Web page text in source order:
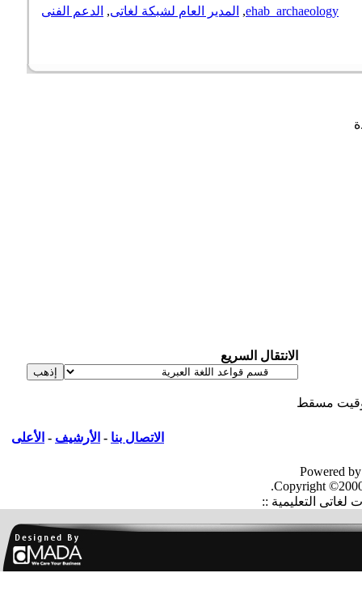
ehab_archaeology
,المدير العام لشبكة لغاتى ,الدعم الفنى
الانتقال السريع
مسقط
الاتصال بنا-الأرشيف-الأعلى
Powered
Copyright
التعليمية ::